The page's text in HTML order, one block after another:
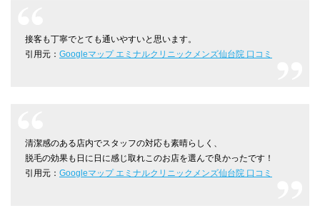
接客も丁寧でとても通いやすいと思います。
引用元： Googleマップ エミナルクリニックメンズ仙台院 口コミ
清潔感のある店内でスタッフの対応も素晴らしく、
脱毛の効果も日に日に感じ取れこのお店を選んで良かったです！
引用元： Googleマップ エミナルクリニックメンズ仙台院 口コミ